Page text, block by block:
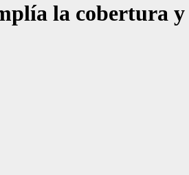
la cobertura